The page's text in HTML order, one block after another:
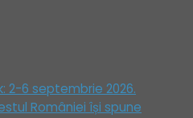
2-6 septembrie 2026.
României își spune